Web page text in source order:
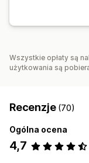
Wszystkie opłaty są
użytkowania są
Recenzje (70)
Ogólna ocena
4,7